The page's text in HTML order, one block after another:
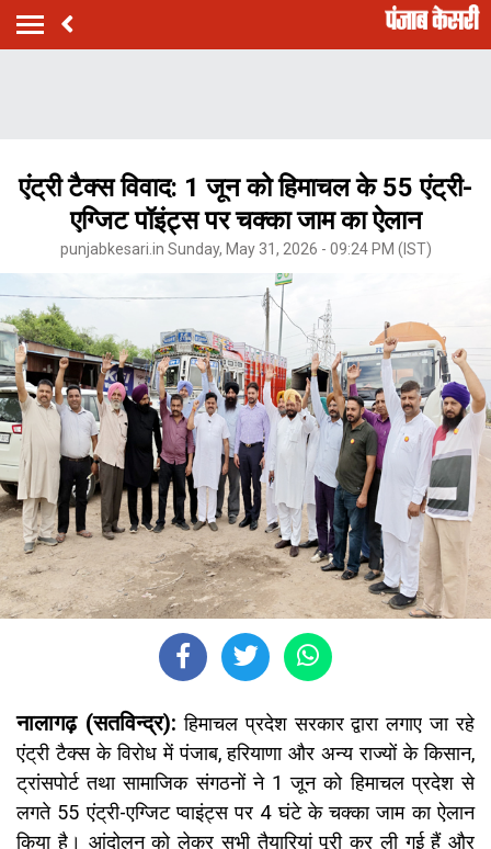
एंट्री टैक्स विवाद: 1 जून को हिमाचल के 55 एंट्री-
एग्जिट पॉइंट्स पर चक्का जाम का ऐलान
punjabkesari.in Sunday, May 31, 2026 - 09:24 PM (IST)
नालागढ़ (सतविन्द्र): हिमाचल प्रदेश सरकार द्वारा लगाए जा रहे
एंट्री टैक्स के विरोध में पंजाब, हरियाणा और अन्य राज्यों के किसान,
ट्रांसपोर्ट तथा सामाजिक संगठनों ने 1 जून को हिमाचल प्रदेश से
लगते 55 एंट्री-एग्जिट प्वाइंट्स पर 4 घंटे के चक्का जाम का ऐलान
किया है। आंदोलन को लेकर सभी तैयारियां पूरी कर ली गई हैं और